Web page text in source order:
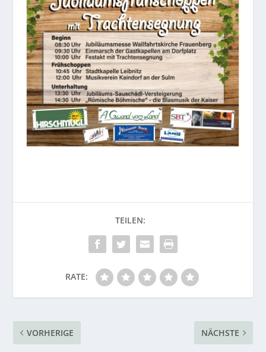
RATE:
VORHERIGE NÄCHSTE